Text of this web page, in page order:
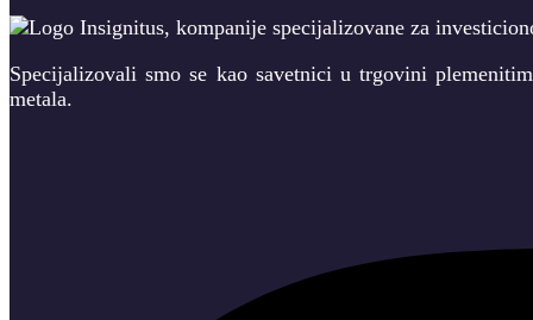
Specijalizovali smo se kao savetnici u trgovini
metala.